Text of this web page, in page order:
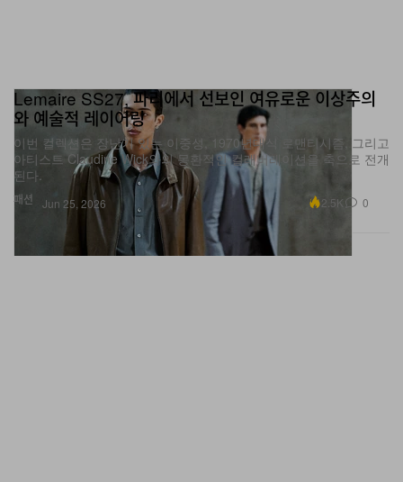
패션
Lemaire SS27, 파리에서 선보인 여유로운 이상주의
와 예술적 레이어링
이번 컬렉션은 장난기 있는 이중성, 1970년대식 로맨티시즘, 그리고
아티스트 Claudine Wick와의 몽환적인 컬래버레이션을 축으로 전개
된다.
Jun 25, 2026 2.5K 0